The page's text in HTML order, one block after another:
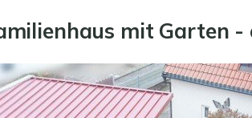
mit Garten -